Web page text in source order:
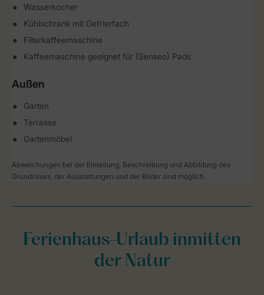
Wasserkocher
Kühlschrank mit Gefrierfach
Filterkaffeemaschine
Kaffeemaschine geeignet für (Senseo) Pads
Außen
Garten
Terrasse
Gartenmöbel
Abweichungen bei der Einteilung, Beschreibung und Abbildung des
Grundrisses, der Ausstattungen und der Bilder sind möglich.
Ferienhaus-Urlaub inmitten
der Natur